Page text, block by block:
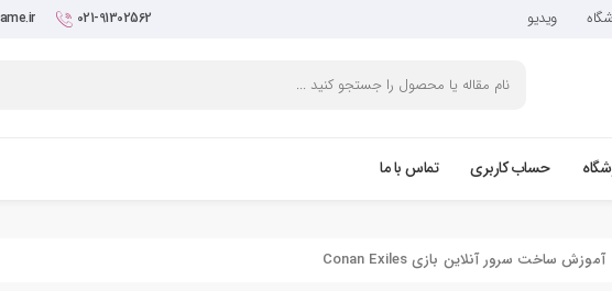
ویدیو 021-91302562
حساب کاربری تماس با ما
آموزش ساخت سرور آنلاین بازی Conan Exiles